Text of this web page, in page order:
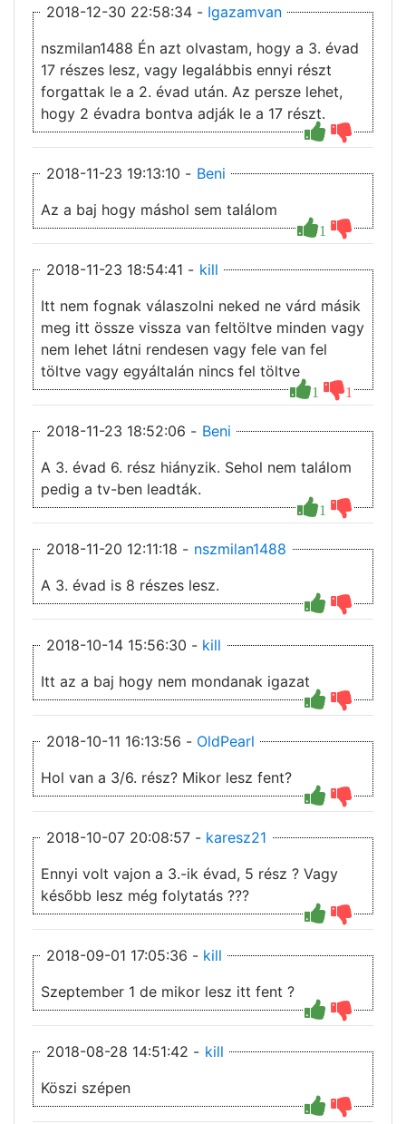
2018-12-30 22:58:34 - Igazamvan
nszmilan1488 Én azt olvastam, hogy a 3. évad
17 részes lesz, vagy legalábbis ennyi részt
forgattak le a 2. évad után. Az persze lehet,
hogy 2 évadra bontva adják le a 17 részt.
2018-11-23 19:13:10 - Beni
1
Az a baj hogy máshol sem találom
2018-11-23 18:54:41 - kill
1 1
Itt nem fognak válaszolni neked ne várd másik
meg itt össze vissza van feltöltve minden vagy
nem lehet látni rendesen vagy fele van fel
töltve vagy egyáltalán nincs fel töltve
2018-11-23 18:52:06 - Beni
1
A 3. évad 6. rész hiányzik. Sehol nem találom
pedig a tv-ben leadták.
2018-11-20 12:11:18 - nszmilan1488
A 3. évad is 8 részes lesz.
2018-10-14 15:56:30 - kill
Itt az a baj hogy nem mondanak igazat
2018-10-11 16:13:56 - OldPearl
Hol van a 3/6. rész? Mikor lesz fent?
2018-10-07 20:08:57 - karesz21
Ennyi volt vajon a 3.-ik évad, 5 rész ? Vagy
később lesz még folytatás ???
2018-09-01 17:05:36 - kill
Szeptember 1 de mikor lesz itt fent ?
2018-08-28 14:51:42 - kill
Köszi szépen